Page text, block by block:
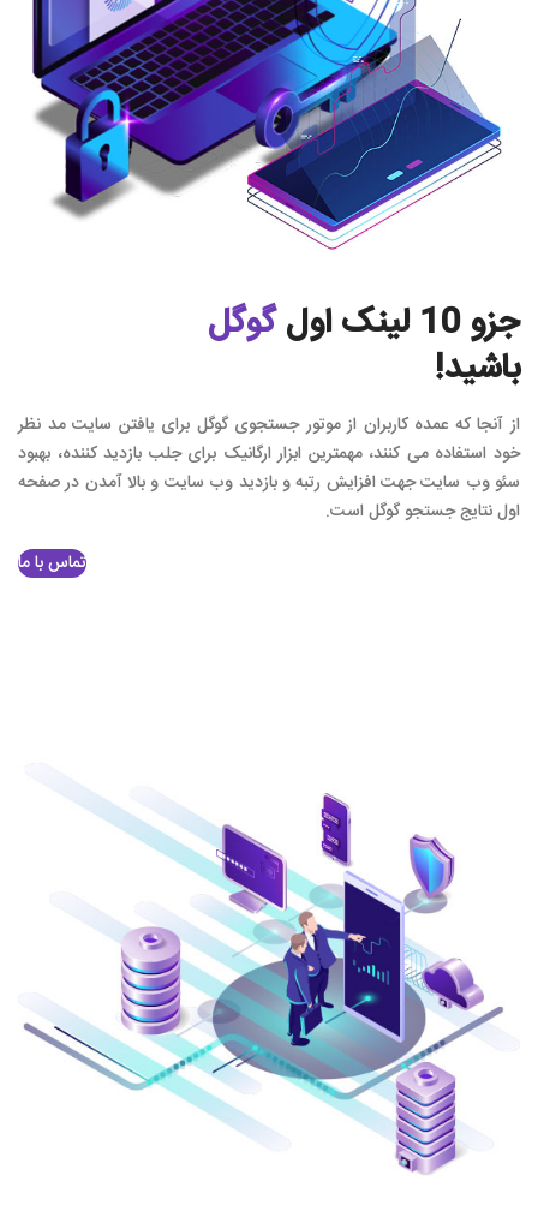
جزو 10 لینک اول‌
گوگل
باشید!
از آنجا که عمده کاربران از موتور جستجوی گوگل برای یافتن سایت مد نظر
خود استفاده می کنند، مهمترین ابزار ارگانیک برای جلب بازدید کننده، بهبود
سئو وب سایت جهت افزایش رتبه و بازدید وب سایت و بالا آمدن در صفحه
اول نتایج جستجو گوگل است.
تماس با ما